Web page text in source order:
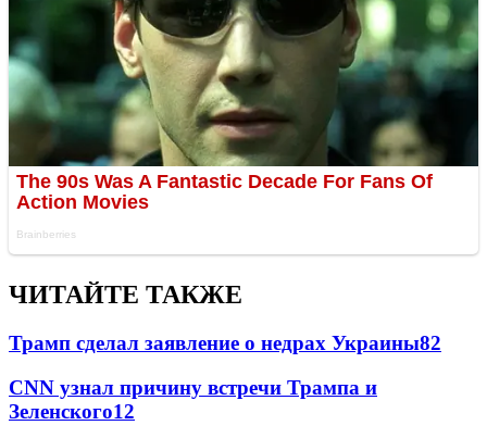
ЧИТАЙТЕ ТАКЖЕ
Трамп сделал заявление о недрах Украины82
CNN узнал причину встречи Трампа и
Зеленского12